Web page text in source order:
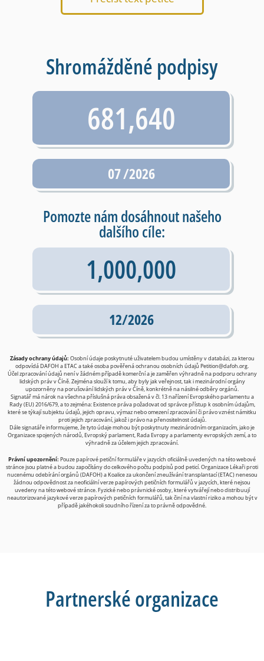
Shromážděné podpisy
681,640
07 /2026
Pomozte nám dosáhnout našeho
dalšího cíle:
1,000,000
12/2026
Zásady ochrany údajů: Osobní údaje poskytnuté uživatelem budou umístěny v databázi, za kterou
odpovídá DAFOH a ETAC a také osoba pověřená ochranou osobních údajů Petition@dafoh.org.
Účel zpracování údajů není v žádném případě komerční a je zaměřen výhradně na podporu ochrany
lidských práv v Číně. Zejména slouží k tomu, aby byly jak veřejnost, tak i mezinárodní orgány
upozorněny na porušování lidských práv v Číně, konkrétně na násilné odběry orgánů.
Signatář má nárok na všechna příslušná práva obsažená v čl. 13 nařízení Evropského parlamentu a
Rady (EU) 2016/679, a to zejména: Existence práva požadovat od správce přístup k osobním údajům,
které se týkají subjektu údajů, jejich opravu, výmaz nebo omezení zpracování či právo vznést námitku
proti jejich zpracování, jakož i právo na přenositelnost údajů.
Dále signatáře informujeme, že tyto údaje mohou být poskytnuty mezinárodním organizacím, jako je
Organizace spojených národů, Evropský parlament, Rada Evropy a parlamenty evropských zemí, a to
výhradně za účelem jejich zpracování.
Právní upozornění: Pouze papírové petiční formuláře v jazycích oficiálně uvedených na této webové
stránce jsou platné a budou započítány do celkového počtu podpisů pod peticí. Organizace Lékaři proti
nucenému odebírání orgánů (DAFOH) a Koalice za ukončení zneužívání transplantací (ETAC) nenesou
žádnou odpovědnost za neoficiální verze papírových petičních formulářů v jazycích, které nejsou
uvedeny na této webové stránce. Fyzické nebo právnické osoby, které vytvářejí nebo distribuují
neautorizované jazykové verze papírových petičních formulářů, tak činí na vlastní riziko a mohou být v
případě jakéhokoli soudního řízení za to právně odpovědné.
Partnerské organizace